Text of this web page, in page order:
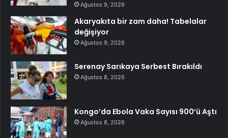
Ağustos 9, 2026
Akaryakıta bir zam daha! Tabelalar
değişiyor
Ağustos 9, 2026
Serenay Sarıkaya Serbest Bırakıldı
Ağustos 8, 2026
Kongo’da Ebola Vaka Sayısı 900’ü Aştı
Ağustos 8, 2026